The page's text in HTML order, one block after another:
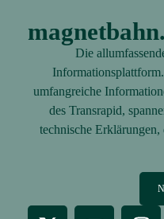
Die
umfangreiche
des Transrapid,
technische